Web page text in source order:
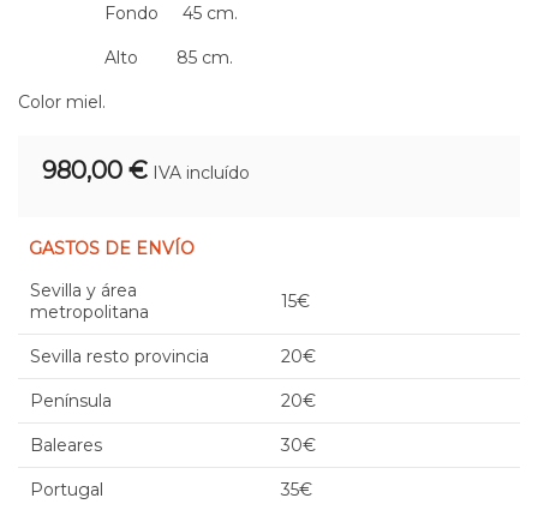
Fondo 45 cm.
Alto 85 cm.
Color miel.
980,00 € IVA incluído
GASTOS DE ENVÍO
Sevilla y área
metropolitana
15€
Sevilla resto provincia 20€
Península 20€
Baleares 30€
Portugal 35€